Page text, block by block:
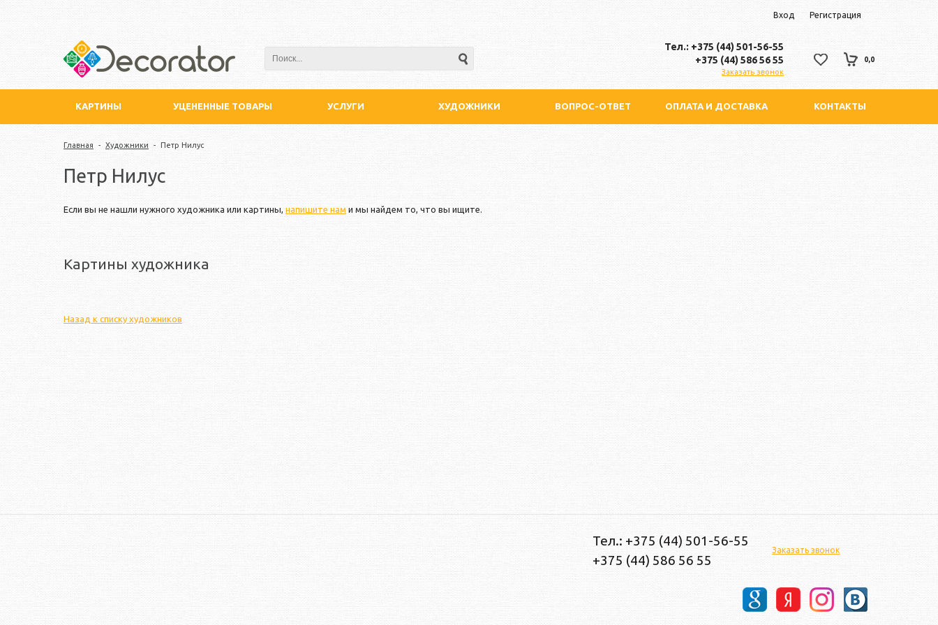
Вход Регистрация
Тел.: +375 (44) 501-56-55
+375 (44) 586 56 55
Заказать звонок
0,0
КАРТИНЫ УЦЕНЕННЫЕ ТОВАРЫ УСЛУГИ ХУДОЖНИКИ ВОПРОС-ОТВЕТ ОПЛАТА И ДОСТАВКА КОНТАКТЫ
Главная - Художники - Петр Нилус
Петр Нилус
Если вы не нашли нужного художника или картины, напишите нам и мы найдем то, что вы ищите.
Картины художника
Назад к списку художников
Тел.: +375 (44) 501-56-55
+375 (44) 586 56 55
Заказать звонок